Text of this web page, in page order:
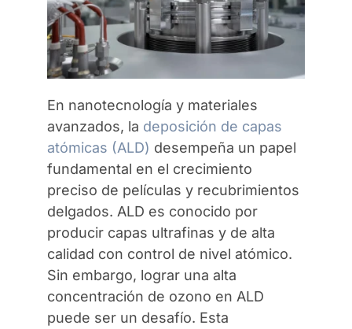
Contáctenos
En nanotecnología y materiales
avanzados, la deposición de capas
atómicas (ALD) desempeña un papel
fundamental en el crecimiento
preciso de películas y recubrimientos
delgados. ALD es conocido por
producir capas ultrafinas y de alta
calidad con control de nivel atómico.
Sin embargo, lograr una alta
concentración de ozono en ALD
puede ser un desafío. Esta